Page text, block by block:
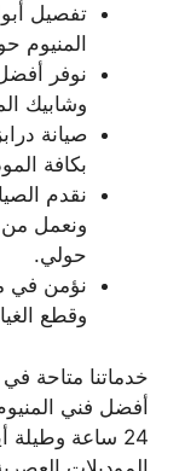
تفصيل
المنيوم
نوفر
وشابيك
صيانة
بكافة
نقدم
ونعمل من
حولي.
نؤمن في
وقطع
خدماتنا متاحة
أفضل فني
24 ساعة